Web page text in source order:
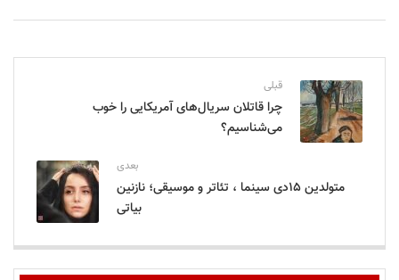
قبلی
چرا قاتلان سریال‌های آمریکایی را خوب
می‌شناسیم؟
بعدی
متولدین ۱۵دی سینما ، تئاتر و موسیقی؛ نازنین
بیاتی